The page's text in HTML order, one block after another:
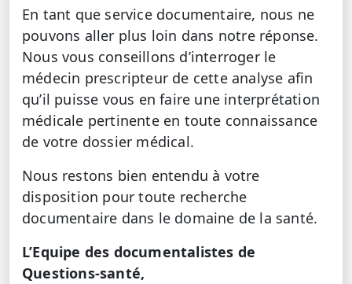
En tant que service documentaire, nous ne
pouvons aller plus loin dans notre réponse.
Nous vous conseillons d’interroger le
médecin prescripteur de cette analyse afin
qu’il puisse vous en faire une interprétation
médicale pertinente en toute connaissance
de votre dossier médical.
Nous restons bien entendu à votre
disposition pour toute recherche
documentaire dans le domaine de la santé.
L’Equipe des documentalistes de
Questions-santé,